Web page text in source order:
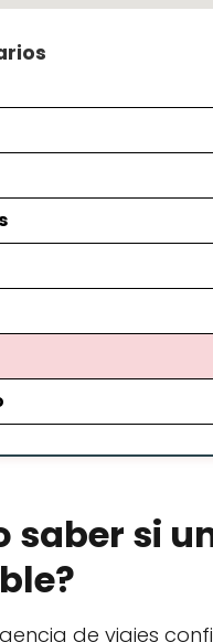
saber si
de viajes